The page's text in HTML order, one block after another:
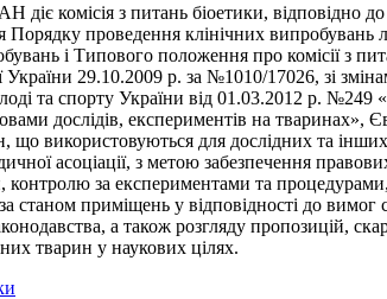
діє комісія з питань біоетики, відповідно
проведення клінічних випробувань
і Типового положення про комісії з
України 29.10.2009 р. за №1010/17026, зі
та спорту України від 01.03.2012 р. №249
дослідів, експериментів на тваринах»,
що використовуються для дослідних та
асоціації, з метою забезпечення
за експериментами та
приміщень у відповідності до вимог
а також розгляду пропозицій,
тварин у наукових цілях.